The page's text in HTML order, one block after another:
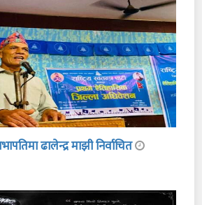
ढालेन्द्र माझी निर्वाचित